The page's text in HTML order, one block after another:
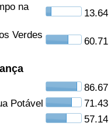
na
13.64
Verdes
60.71
86.67
Potável
71.43
57.14